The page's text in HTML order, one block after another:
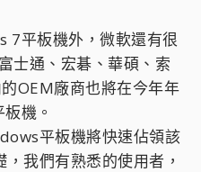
7平板機外，微軟還有很
士通、宏碁、華碩、索
OEM廠商也將在今年年
機。
平板機將快速佔領該
我們有熟悉的使用者，